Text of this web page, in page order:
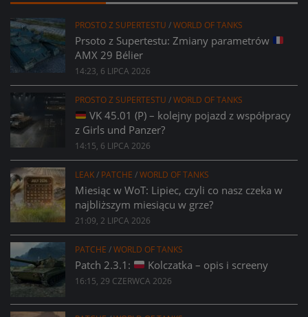
PROSTO Z SUPERTESTU /WORLD OF TANKS
Prsoto z Supertestu: Zmiany parametrów
AMX 29 Bélier
14:23, 6 LIPCA 2026
PROSTO Z SUPERTESTU /WORLD OF TANKS
VK 45.01 (P) – kolejny pojazd z współpracy
z Girls und Panzer?
14:15, 6 LIPCA 2026
LEAK/ PATCHE /WORLD OF TANKS
Miesiąc w WoT: Lipiec, czyli co nasz czeka w
najbliższym miesiącu w grze?
21:09, 2 LIPCA 2026
PATCHE /WORLD OF TANKS
Patch 2.3.1: Kolczatka – opis i screeny
16:15, 29 CZERWCA 2026